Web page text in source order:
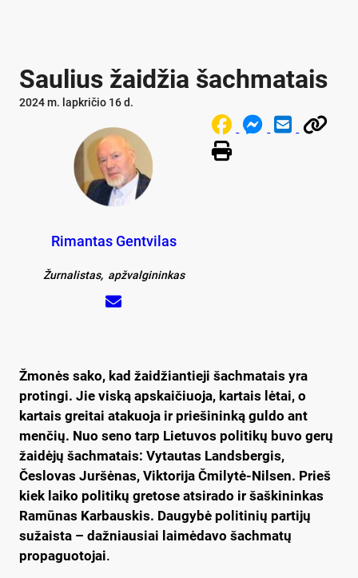
Saulius žaidžia šachmatais
2024 m. lapkričio 16 d.
Rimantas Gentvilas
Žurnalistas, apžvalgininkas
Žmonės sako, kad žaidžiantieji šachmatais yra
protingi. Jie viską apskaičiuoja, kartais lėtai, o
kartais greitai atakuoja ir priešininką guldo ant
menčių. Nuo seno tarp Lietuvos politikų buvo gerų
žaidėjų šachmatais: Vytautas Landsbergis,
Česlovas Juršėnas, Viktorija Čmilytė-Nilsen. Prieš
kiek laiko politikų gretose atsirado ir šaškininkas
Ramūnas Karbauskis. Daugybė politinių partijų
sužaista – dažniausiai laimėdavo šachmatų
propaguotojai.